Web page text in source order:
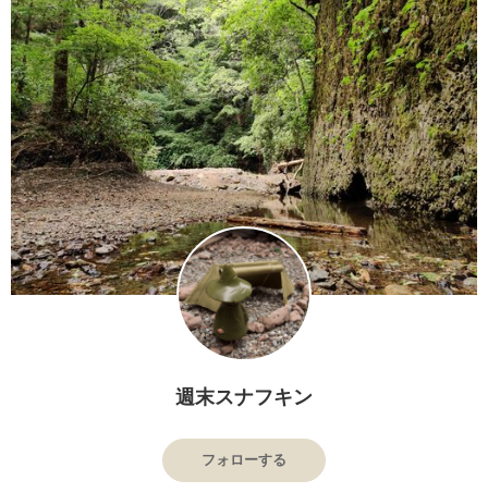
週末スナフキン
フォローする